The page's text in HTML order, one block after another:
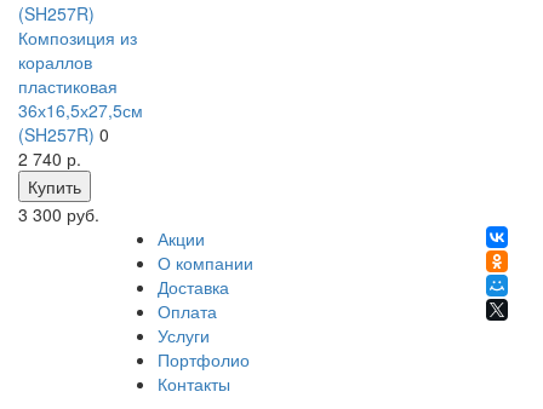
Композиция из
кораллов
пластиковая
36х16,5х27,5см
(SH257R) 0
2 740 р.
Купить
3 300 руб.
Акции
О компании
Доставка
Оплата
Услуги
Портфолио
Контакты